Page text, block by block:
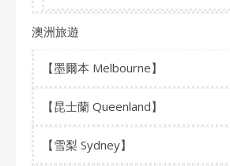
澳洲旅遊
【墨爾本 Melbourne】
【昆士蘭 Queenland】
【雪梨 Sydney】